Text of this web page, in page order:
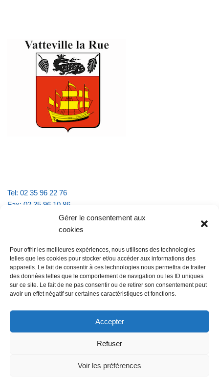
Gérer le consentement aux
cookies
Pour offrir les meilleures expériences, nous utilisons des technologies
telles que les cookies pour stocker et/ou accéder aux informations des
appareils. Le fait de consentir à ces technologies nous permettra de traiter
des données telles que le comportement de navigation ou les ID uniques
sur ce site. Le fait de ne pas consentir ou de retirer son consentement peut
avoir un effet négatif sur certaines caractéristiques et fonctions.
Accepter
Refuser
Voir les préférences
Tel: 02 35 96 22 76
Fax: 02 35 96 10 86
Email : mairie.vattevillelarue@wanadoo.fr
lundi et jeudi de 9h à 11h30
mardi et vendredi de 16h à 18h30
@Vatteville-la-rue mentions légales